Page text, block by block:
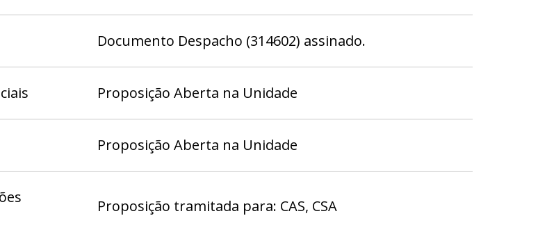
Documento Despacho (314602) assinado.
Proposição Aberta na Unidade
Proposição Aberta na Unidade
Proposição tramitada para: CAS, CSA